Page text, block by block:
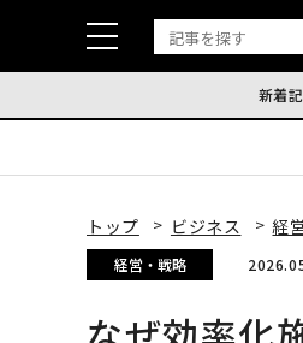
新着
トップ ビジネス 経
経営・戦略